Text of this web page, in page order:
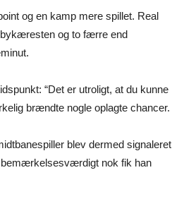
og en kamp mere spillet. Real
bykæresten og to færre end
“Det er utroligt, at du kunne
brændte nogle oplagte chancer.
blev dermed signaleret
nok fik han